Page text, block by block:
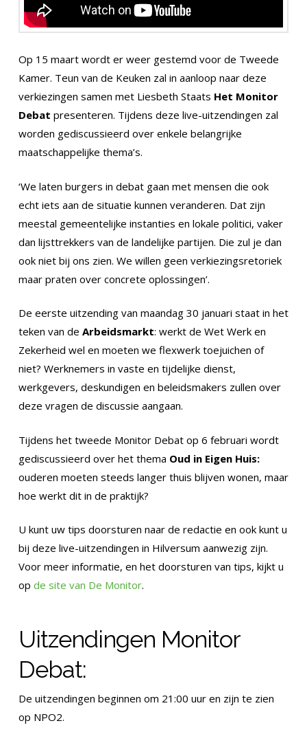
Op 15 maart wordt er weer gestemd voor de Tweede
Kamer. Teun van de Keuken zal in aanloop naar deze
verkiezingen samen met Liesbeth Staats Het Monitor
Debat presenteren. Tijdens deze live-uitzendingen zal
worden gediscussieerd over enkele belangrijke
maatschappelijke thema’s.
‘We laten burgers in debat gaan met mensen die ook
echt iets aan de situatie kunnen veranderen. Dat zijn
meestal gemeentelijke instanties en lokale politici, vaker
dan lijsttrekkers van de landelijke partijen. Die zul je dan
ook niet bij ons zien. We willen geen verkiezingsretoriek
maar praten over concrete oplossingen’.
De eerste uitzending van maandag 30 januari staat in het
teken van de Arbeidsmarkt: werkt de Wet Werk en
Zekerheid wel en moeten we flexwerk toejuichen of
niet? Werknemers in vaste en tijdelijke dienst,
werkgevers, deskundigen en beleidsmakers zullen over
deze vragen de discussie aangaan.
Tijdens het tweede Monitor Debat op 6 februari wordt
gediscussieerd over het thema Oud in Eigen Huis:
ouderen moeten steeds langer thuis blijven wonen, maar
hoe werkt dit in de praktijk?
U kunt uw tips doorsturen naar de redactie en ook kunt u
bij deze live-uitzendingen in Hilversum aanwezig zijn.
Voor meer informatie, en het doorsturen van tips, kijkt u
op de site van De Monitor.
Uitzendingen Monitor
Debat:
De uitzendingen beginnen om 21:00 uur en zijn te zien
op NPO2.